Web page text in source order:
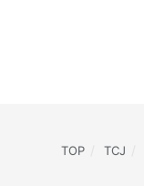
TOP TCJ